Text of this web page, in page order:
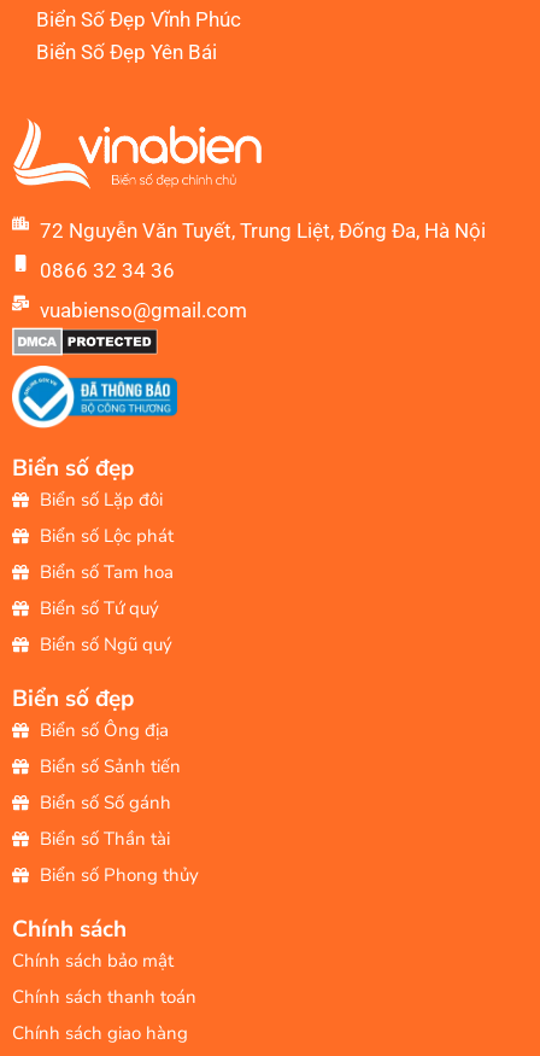
Biển Số Đẹp Vĩnh Phúc
Biển Số Đẹp Yên Bái
72 Nguyễn Văn Tuyết, Trung Liệt, Đống Đa, Hà Nội
0866 32 34 36
vuabienso@gmail.com
Biển số đẹp
Biển số Lặp đôi
Biển số Lộc phát
Biển số Tam hoa
Biển số Tứ quý
Biển số Ngũ quý
Biển số đẹp
Biển số Ông địa
Biển số Sảnh tiến
Biển số Số gánh
Biển số Thần tài
Biển số Phong thủy
Chính sách
Chính sách bảo mật
Chính sách thanh toán
Chính sách giao hàng